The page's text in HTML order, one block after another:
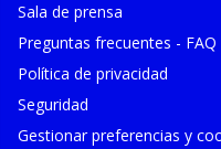
Sala de prensa
Preguntas frecuentes - FAQ
Política de privacidad
Seguridad
Gestionar preferencias y